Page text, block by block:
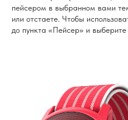
пейсером в выбранном вами
или отстаете. Чтобы
до пункта «Пейсер» и